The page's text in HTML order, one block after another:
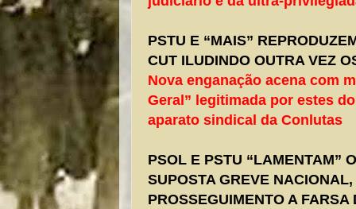
PSTU E “MAIS”
CUT ILUDINDO OUTRA VEZ
Nova enganação acena com
Geral” legitimada por estes
aparato sindical da Conlutas
PSOL E PSTU “LAMENTAM”
SUPOSTA GREVE
PROSSEGUIMENTO A